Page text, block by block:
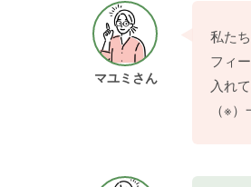
マユミさん
私た
フィ
入れ
（※